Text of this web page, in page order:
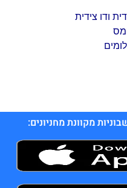
ודו צידית
מקוונת מחניונים: